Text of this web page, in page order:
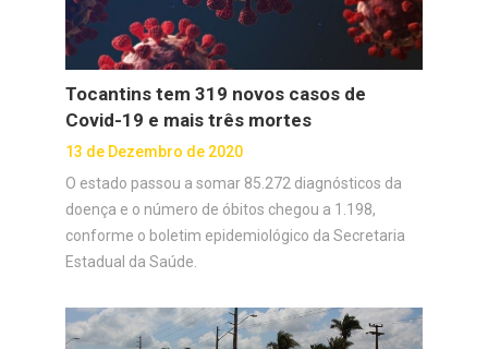
Tocantins tem 319 novos casos de
Covid-19 e mais três mortes
13 de Dezembro de 2020
O estado passou a somar 85.272 diagnósticos da
doença e o número de óbitos chegou a 1.198,
conforme o boletim epidemiológico da Secretaria
Estadual da Saúde.